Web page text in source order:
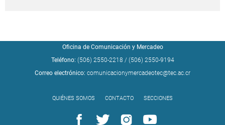
Oficina de Comunicación y Mercadeo
Teléfono: (506) 2550-2218 / (506) 2550-9194
Correo electrónico: comunicacionymercadeotec@tec.ac.cr
QUIÉNES SOMOS CONTACTO SECCIONES